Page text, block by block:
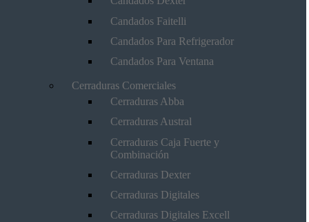
Candados Faitelli
Candados Para Refrigerador
Candados Para Ventana
Cerraduras Comerciales
Cerraduras Abba
Cerraduras Austral
Cerraduras Caja Fuerte y
Combinación
Cerraduras Dexter
Cerraduras Digitales
Cerraduras Digitales Excell